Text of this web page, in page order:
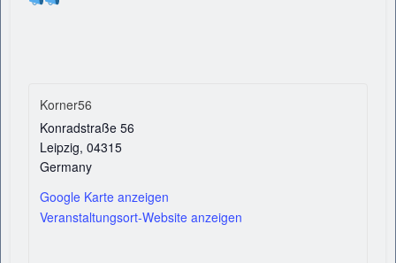
Korner56
Konradstraße 56
Leipzig, 04315
Germany
Google Karte anzeigen
Veranstaltungsort-Website anzeigen